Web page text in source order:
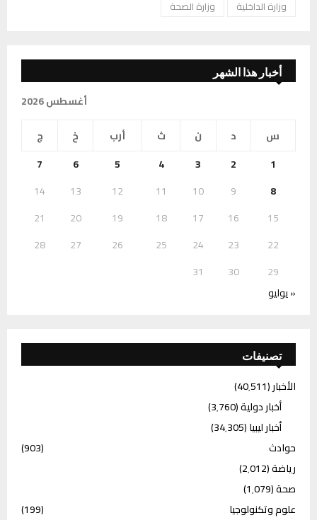
وزارة الداخلية
وزارة الصحة
أخبار هذا الشهر
أغسطس 2026
س
د ن ث أرب خ
ج
1
2
3
4
5
6
7
8
9
10
11
12
13
14
15
16
17
18
19
20
21
22
23
24
25
26
27
28
29
30
31
« يوليو
تصنيفات
الأخبار(40٬511)
أخبار دولية(3٬760)
أخبار ليبيا(34٬305)
حوادث
(903)
رياضة(2٬012)
صحة(1٬079)
علوم وتكنولوجيا
(199)